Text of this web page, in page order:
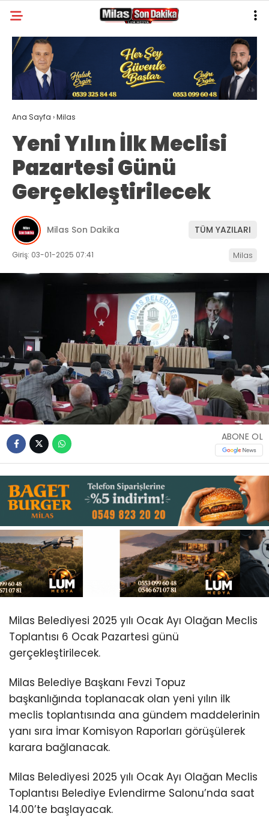
WhatsApp
İhbar Hattı
Facebook
Instagram
Youtube
21
GALERİ YAZARLAR
MILAS
MUĞLA’DAN
ASAYIŞ
GÜNDEM
EKONOMI
SPOR
VEFAT
Ana Sayfa ›Milas
Yeni Yılın İlk Meclisi
Pazartesi Günü
Gerçekleştirilecek
Milas Son Dakika TÜM YAZILARI
Giriş: 03-01-2025 07:41 Milas
ABONE OL
Milas Belediyesi 2025 yılı Ocak Ayı Olağan Meclis
Toplantısı 6 Ocak Pazartesi günü
gerçekleştirilecek.
Milas Belediye Başkanı Fevzi Topuz
başkanlığında toplanacak olan yeni yılın ilk
meclis toplantısında ana gündem maddelerinin
yanı sıra İmar Komisyon Raporları görüşülerek
karara bağlanacak.
Milas Belediyesi 2025 yılı Ocak Ayı Olağan Meclis
Toplantısı Belediye Evlendirme Salonu’nda saat
14.00’te başlayacak.